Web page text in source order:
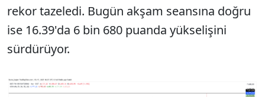
rekor tazeledi. Bugün akşam seansına doğru
ise 16.39'da 6 bin 680 puanda yükselişini
sürdürüyor.